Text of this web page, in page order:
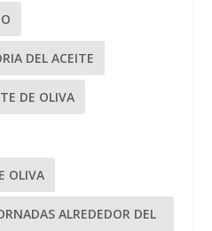
DEL ACEITE
DE OLIVA
OLIVA
ALREDEDOR DEL